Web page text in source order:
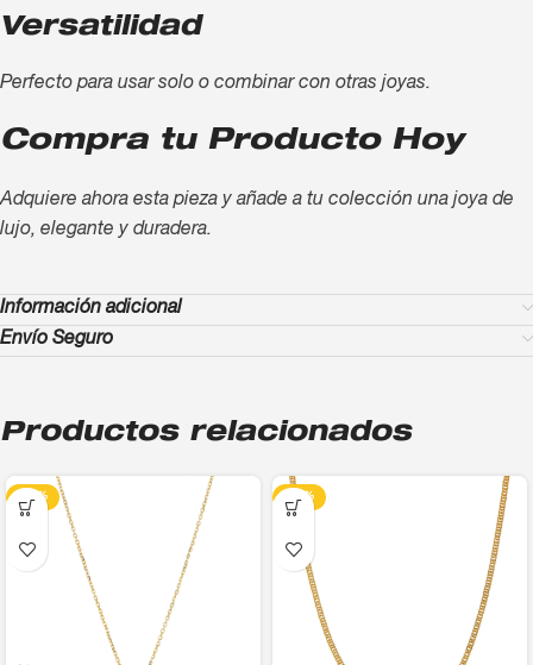
Versatilidad
Perfecto para usar solo o combinar con otras joyas.
Compra tu Producto Hoy
Adquiere ahora esta pieza y añade a tu colección una joya de
lujo, elegante y duradera.
Información adicional
Envío Seguro
Productos relacionados
-13% -13%